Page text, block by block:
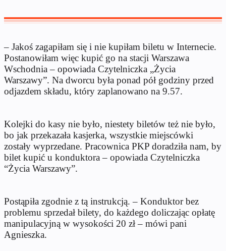
– Jakoś zagapiłam się i nie kupiłam biletu w Internecie.
Postanowiłam więc kupić go na stacji Warszawa
Wschodnia – opowiada Czytelniczka „Życia
Warszawy”. Na dworcu była ponad pół godziny przed
odjazdem składu, który zaplanowano na 9.57.
Kolejki do kasy nie było, niestety biletów też nie było,
bo jak przekazała kasjerka, wszystkie miejscówki
zostały wyprzedane. Pracownica PKP doradziła nam, by
bilet kupić u konduktora – opowiada Czytelniczka
“Życia Warszawy”.
Postąpiła zgodnie z tą instrukcją. – Konduktor bez
problemu sprzedał bilety, do każdego doliczając opłatę
manipulacyjną w wysokości 20 zł – mówi pani
Agnieszka.